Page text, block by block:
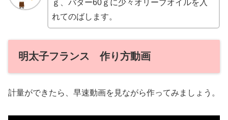
ｇ、バター60ｇに少々オリーブオイルを入
れてのばします。
明太子フランス 作り方動画
計量ができたら、早速動画を見ながら作ってみましょう。